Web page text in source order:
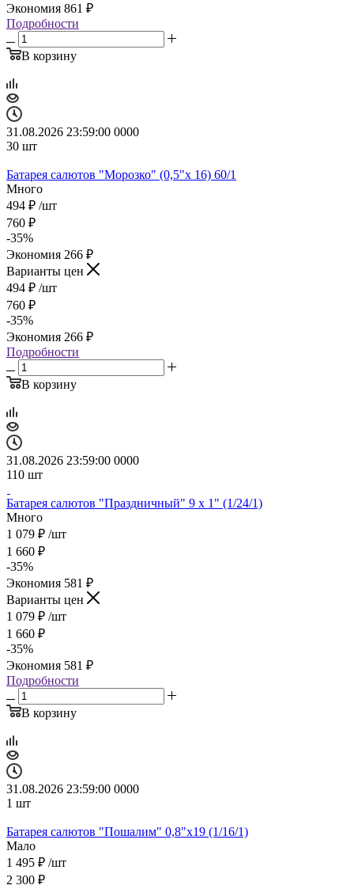
Экономия 861 ₽
Подробности
В корзину
31.08.2026 23:59:00 0000
30 шт
Батарея салютов "Морозко" (0,5"х 16) 60/1
Много
494 ₽ /шт
760 ₽
-35%
Экономия 266 ₽
Варианты цен
494 ₽ /шт
760 ₽
-35%
Экономия 266 ₽
Подробности
В корзину
31.08.2026 23:59:00 0000
110 шт
Батарея салютов "Праздничный" 9 х 1" (1/24/1)
Много
1 079 ₽ /шт
1 660 ₽
-35%
Экономия 581 ₽
Варианты цен
1 079 ₽ /шт
1 660 ₽
-35%
Экономия 581 ₽
Подробности
В корзину
31.08.2026 23:59:00 0000
1 шт
Батарея салютов "Пошалим" 0,8"х19 (1/16/1)
Мало
1 495 ₽ /шт
2 300 ₽